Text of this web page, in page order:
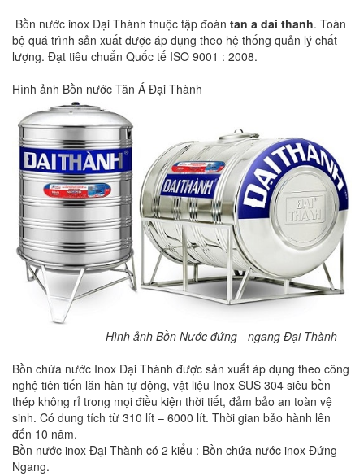
Bồn nước inox Đại Thành thuộc tập đoàn tan a dai thanh. Toàn
bộ quá trình sản xuất được áp dụng theo hệ thống quản lý chất
lượng. Đạt tiêu chuẩn Quốc tế ISO 9001 : 2008.
Hình ảnh Bồn nước Tân Á Đại Thành
Hình ảnh Bồn Nước đứng - ngang Đại Thành
Bồn chứa nước Inox Đại Thành được sản xuất áp dụng theo công
nghệ tiên tiến lăn hàn tự động, vật liệu Inox SUS 304 siêu bền
thép không rỉ trong mọi điều kiện thời tiết, đảm bảo an toàn vệ
sinh. Có dung tích từ 310 lít – 6000 lít. Thời gian bảo hành lên
đến 10 năm.
Bồn nước inox Đại Thành có 2 kiểu : Bồn chứa nước inox Đứng –
Ngang.